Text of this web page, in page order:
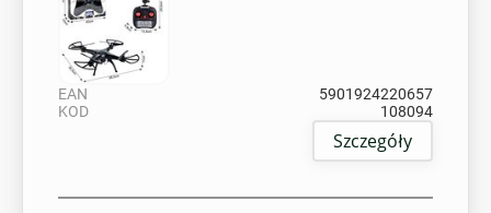
EAN
5901924220657
KOD
108094
Szczegóły